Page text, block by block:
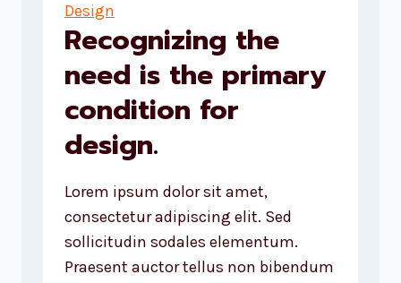
Design
Recognizing the
need is the primary
condition for
design.
Lorem ipsum dolor sit amet,
consectetur adipiscing elit. Sed
sollicitudin sodales elementum.
Praesent auctor tellus non bibendum